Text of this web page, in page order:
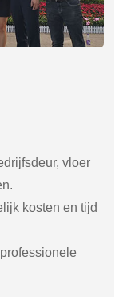
vloer
kosten en tijd